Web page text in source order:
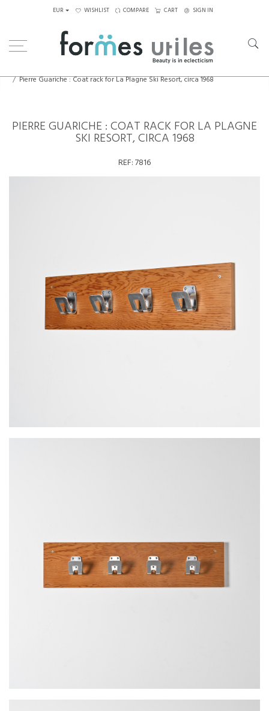
EUR WISHLIST COMPARE CART SIGN IN
Pierre Guariche : Coat rack for La Plagne Ski Resort, circa 1968
PIERRE GUARICHE : COAT RACK FOR LA PLAGNE
SKI RESORT, CIRCA 1968
REF:7816